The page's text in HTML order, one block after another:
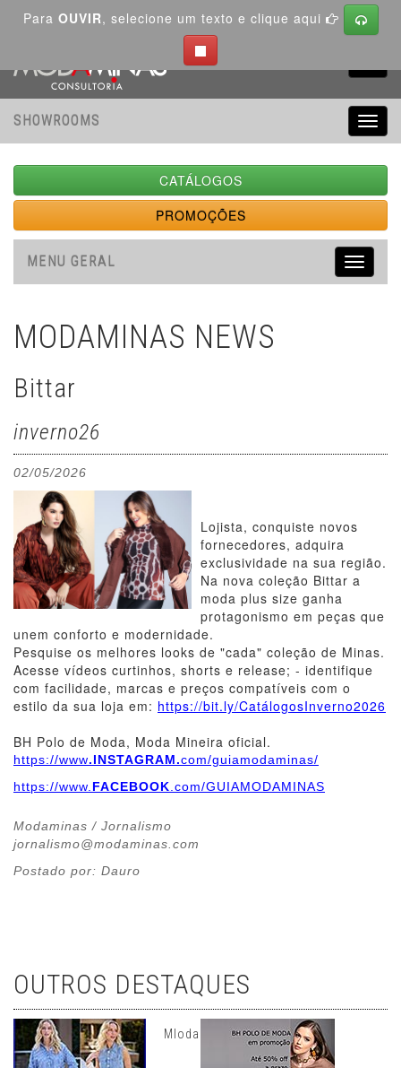
Para OUVIR, selecione um texto e clique aqui
SHOWROOMS
CATÁLOGOS
PROMOÇÕES
Toggle
MENU GERAL
MODAMINAS NEWS
Bittar
inverno26
02/05/2026
Lojista, conquiste novos
fornecedores, adquira
exclusividade na sua região.
Na nova coleção Bittar a
moda plus size ganha
protagonismo em peças que
unem conforto e modernidade.
Pesquise os melhores looks de "cada" coleção de Minas.
Acesse vídeos curtinhos, shorts e release; - identifique
com facilidade, marcas e preços compatíveis com o
estilo da sua loja em: https://bit.ly/CatálogosInverno2026
BH Polo de Moda, Moda Mineira oficial.
https://www.INSTAGRAM.com/guiamodaminas/
https://www. FACEBOOK .com/GUIAMODAMINAS
Modaminas / Jornalismo
jornalismo@modaminas.com
Postado por: Dauro
OUTROS DESTAQUES
Mloda